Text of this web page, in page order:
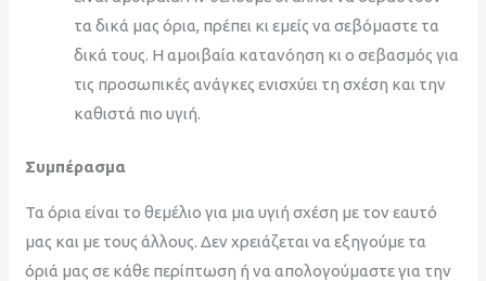
τα δικά μας όρια, πρέπει κι εμείς να σεβόμαστε τα
δικά τους. Η αμοιβαία κατανόηση κι ο σεβασμός για
τις προσωπικές ανάγκες ενισχύει τη σχέση και την
καθιστά πιο υγιή.
Συμπέρασμα
Τα όρια είναι το θεμέλιο για μια υγιή σχέση με τον εαυτό
μας και με τους άλλους. Δεν χρειάζεται να εξηγούμε τα
όριά μας σε κάθε περίπτωση ή να απολογούμαστε για την